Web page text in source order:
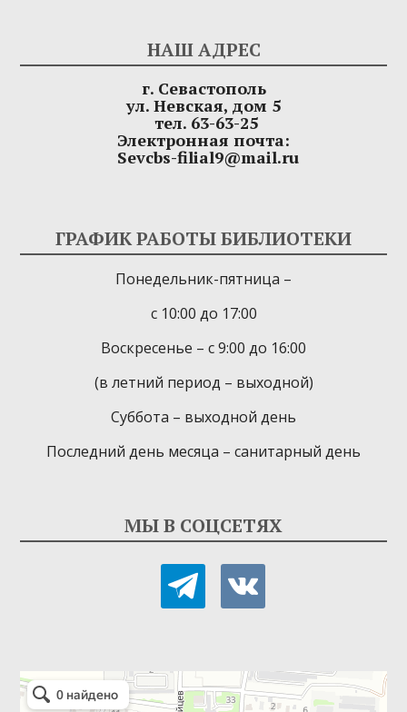
НАШ АДРЕС
г. Севастополь
ул. Невская, дом 5
тел. 63-63-25
Электронная почта:
Sevcbs-filial9@mail.ru
ГРАФИК РАБОТЫ БИБЛИОТЕКИ
Понедельник-пятница –
с 10:00 до 17:00
Воскресенье – с 9:00 до 16:00
(в летний период – выходной)
Суббота – выходной день
Последний день месяца – санитарный день
МЫ В СОЦСЕТЯХ
telegramvkontakte
Детская библиотека-филиал № 9
Библиотека в Севастополе